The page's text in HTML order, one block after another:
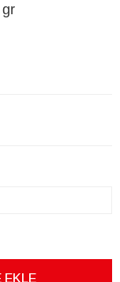
gr